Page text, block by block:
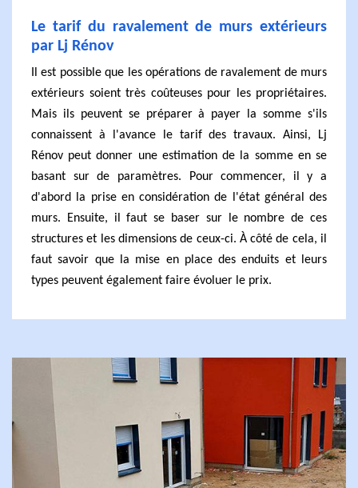
Le tarif du ravalement de murs extérieurs
par Lj Rénov
Il est possible que les opérations de ravalement de murs
extérieurs soient très coûteuses pour les propriétaires.
Mais ils peuvent se préparer à payer la somme s'ils
connaissent à l'avance le tarif des travaux. Ainsi, Lj
Rénov peut donner une estimation de la somme en se
basant sur de paramètres. Pour commencer, il y a
d'abord la prise en considération de l'état général des
murs. Ensuite, il faut se baser sur le nombre de ces
structures et les dimensions de ceux-ci. À côté de cela, il
faut savoir que la mise en place des enduits et leurs
types peuvent également faire évoluer le prix.